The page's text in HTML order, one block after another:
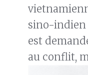
sino-indien
est
au conflit,